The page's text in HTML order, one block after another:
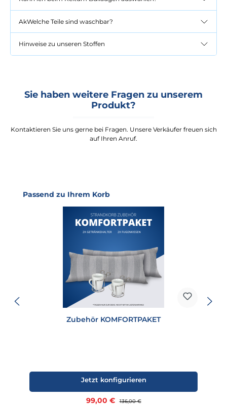
AkWelche Teile sind waschbar?
Hinweise zu unseren Stoffen
Sie haben weitere Fragen zu unserem
Produkt?
Kontaktieren Sie uns gerne bei Fragen. Unsere Verkäufer freuen sich
auf Ihren Anruf.
Produktgalerie überspringen
Passend zu Ihrem Korb
Zubehör KOMFORTPAKET
Verkaufspreis:
99,00 € Regulärer Preis:
136,00 €
Jetzt konfigurieren